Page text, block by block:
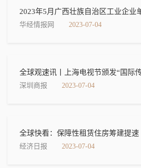
2023年5月广西壮族自治区工业企
华经情报网 2023-07-04
全球观速讯丨上海电视节颁发“国际
深圳商报 2023-07-04
全球快看：保障性租赁住房筹建提速
经济日报 2023-07-04